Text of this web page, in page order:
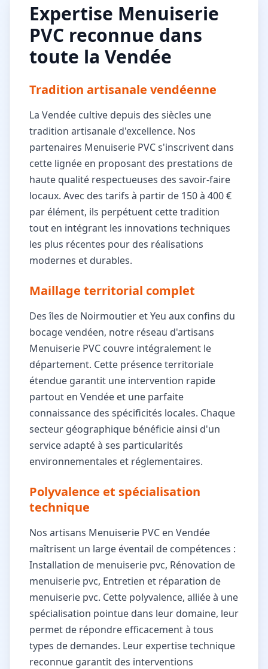
Expertise Menuiserie
PVC reconnue dans
toute la Vendée
Tradition artisanale vendéenne
La Vendée cultive depuis des siècles une
tradition artisanale d'excellence. Nos
partenaires Menuiserie PVC s'inscrivent dans
cette lignée en proposant des prestations de
haute qualité respectueuses des savoir-faire
locaux. Avec des tarifs à partir de 150 à 400 €
par élément, ils perpétuent cette tradition
tout en intégrant les innovations techniques
les plus récentes pour des réalisations
modernes et durables.
Maillage territorial complet
Des îles de Noirmoutier et Yeu aux confins du
bocage vendéen, notre réseau d'artisans
Menuiserie PVC couvre intégralement le
département. Cette présence territoriale
étendue garantit une intervention rapide
partout en Vendée et une parfaite
connaissance des spécificités locales. Chaque
secteur géographique bénéficie ainsi d'un
service adapté à ses particularités
environnementales et réglementaires.
Polyvalence et spécialisation
technique
Nos artisans Menuiserie PVC en Vendée
maîtrisent un large éventail de compétences :
Installation de menuiserie pvc, Rénovation de
menuiserie pvc, Entretien et réparation de
menuiserie pvc. Cette polyvalence, alliée à une
spécialisation pointue dans leur domaine, leur
permet de répondre efficacement à tous
types de demandes. Leur expertise technique
reconnue garantit des interventions